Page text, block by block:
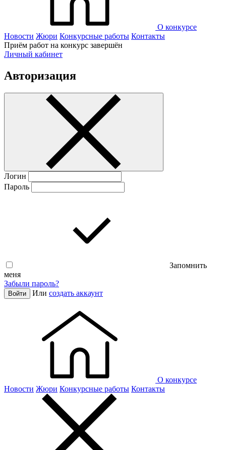
О конкурсе
Новости Жюри Конкурсные работы Контакты
Приём работ на конкурс завершён
Личный кабинет
Авторизация
Логин
Пароль
Запомнить
меня
Забыли пароль?
Войти Или создать аккаунт
О конкурсе
Новости Жюри Конкурсные работы Контакты